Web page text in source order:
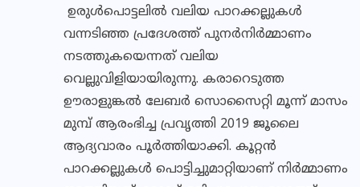
ഉരുള്‍പൊട്ടലില്‍ വലിയ പാറക്കല്ലുകള്‍
വന്നടിഞ്ഞ പ്രദേശത്ത് പുനര്‍നിര്‍മ്മാണം
നടത്തുകയെന്നത് വലിയ
വെല്ലുവിളിയായിരുന്നു. കരാറെടുത്ത
ഊരാളുങ്കല്‍ ലേബര്‍ സൊസൈറ്റി മൂന്ന് മാസം
മുമ്പ് ആരംഭിച്ച പ്രവൃത്തി 2019 ജൂലൈ
ആദ്യവാരം പൂര്‍ത്തിയാക്കി. കൂറ്റന്‍
പാറക്കല്ലുകള്‍ പൊട്ടിച്ചുമാറ്റിയാണ് നിര്‍മ്മാണം